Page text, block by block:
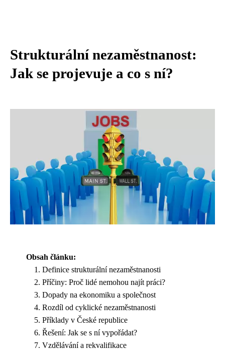
Strukturální nezaměstnanost:
Jak se projevuje a co s ní?
Obsah článku:
Definice strukturální nezaměstnanosti
Příčiny: Proč lidé nemohou najít práci?
Dopady na ekonomiku a společnost
Rozdíl od cyklické nezaměstnanosti
Příklady v České republice
Řešení: Jak se s ní vypořádat?
Vzdělávání a rekvalifikace